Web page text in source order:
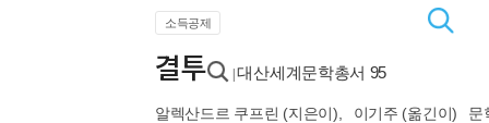
소득공제
결투 |대산세계문학총서 95
알렉산드르 쿠프린 (지은이), 이기주 (옮긴이) 문